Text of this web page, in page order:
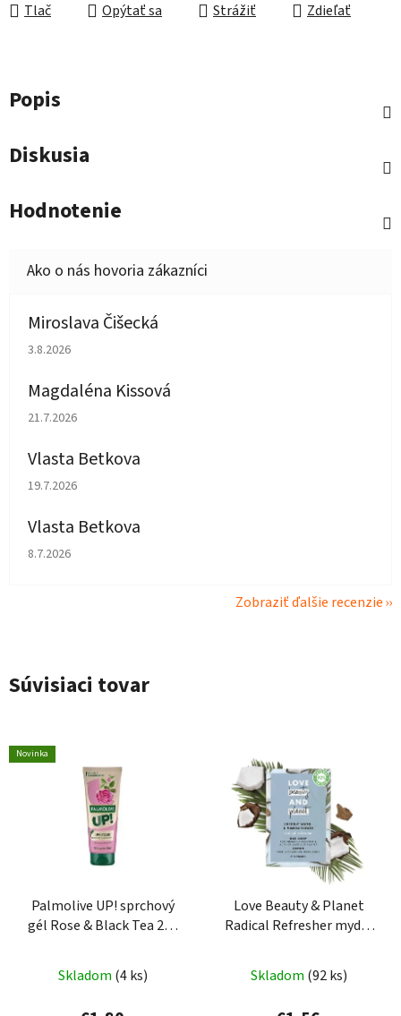
Tlač Opýtať sa Strážiť Zdieľať
Popis
Diskusia
Hodnotenie
Miroslava Čišecká
Hodnotenie obchodu je 1 z 5 hviezdičiek.
3.8.2026
Magdaléna Kissová
Hodnotenie obchodu je 5 z 5 hviezdičiek.
21.7.2026
Vlasta Betkova
Hodnotenie obchodu je 5 z 5 hviezdičiek.
19.7.2026
Vlasta Betkova
Hodnotenie obchodu je 4 z 5 hviezdičiek.
8.7.2026
Zobraziť ďalšie recenzie
Súvisiaci tovar
Novinka
Palmolive UP! sprchový
gél Rose & Black Tea 200
Skladom (4 ks)
Love Beauty & Planet
Radical Refresher mydlo
Skladom (92 ks)